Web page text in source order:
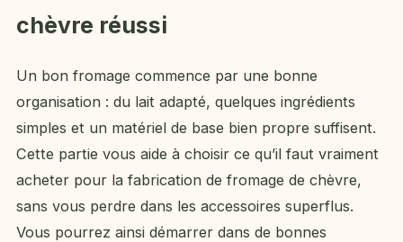
chèvre réussi
Un bon fromage commence par une bonne
organisation : du lait adapté, quelques ingrédients
simples et un matériel de base bien propre suffisent.
Cette partie vous aide à choisir ce qu’il faut vraiment
acheter pour la fabrication de fromage de chèvre,
sans vous perdre dans les accessoires superflus.
Vous pourrez ainsi démarrer dans de bonnes